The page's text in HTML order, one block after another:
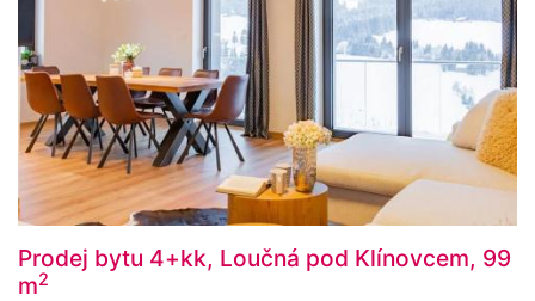
Prodej bytu 4+kk, Loučná pod Klínovcem, 99
m2